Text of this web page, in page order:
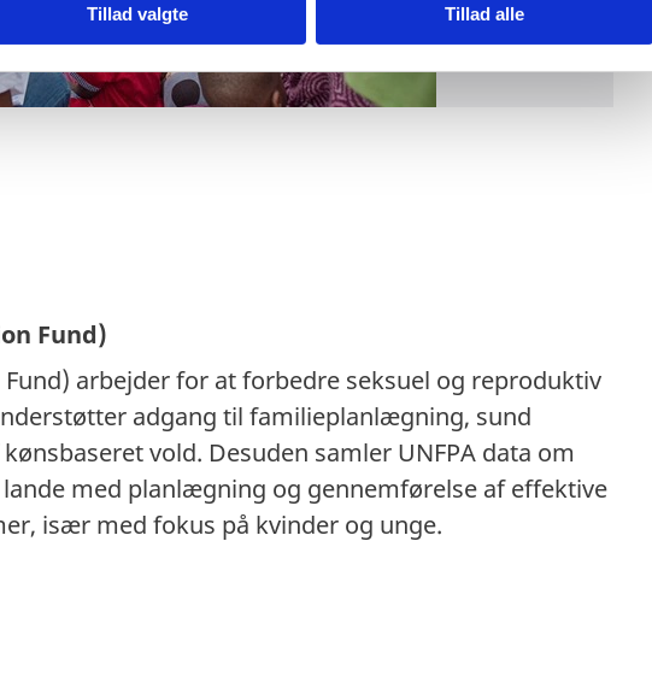
Tillad valgte Tillad alle
Fund)
arbejder for at forbedre seksuel og reproduktiv
adgang til familieplanlægning, sund
vold. Desuden samler UNFPA data om
med planlægning og gennemførelse af effektive
især med fokus på kvinder og unge.